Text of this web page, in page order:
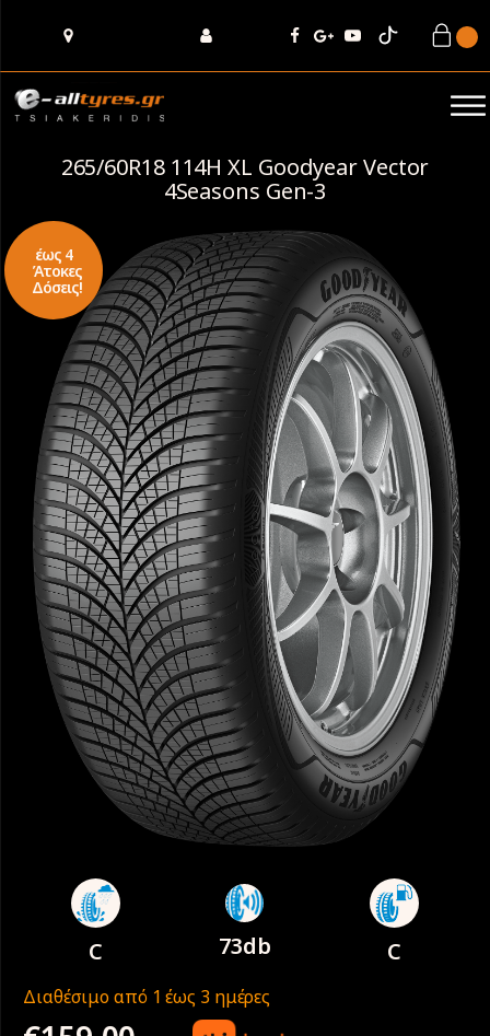
265/60R18 114H XL Goodyear Vector
4Seasons Gen-3
έως 4
Άτοκες
Δόσεις!
C 73db C
Διαθέσιμο από 1 έως 3 ημέρες